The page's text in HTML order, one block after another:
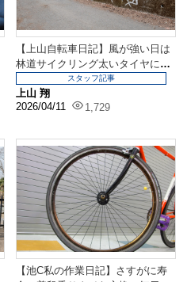
【上山自転車日記】風が強い日は
林道サイクリング太いタイヤに変
えて快適サイクリング...
上山 翔
2026/04/11
1,729
スタッフ記事
【池C私の作業日記】さすがに寿